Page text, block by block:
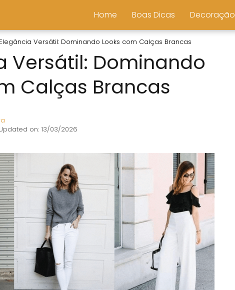
Home Boas Dicas Decoração
Elegância Versátil: Dominando Looks com Calças Brancas
Versátil: Dominando
Calças Brancas
on: 13/03/2026